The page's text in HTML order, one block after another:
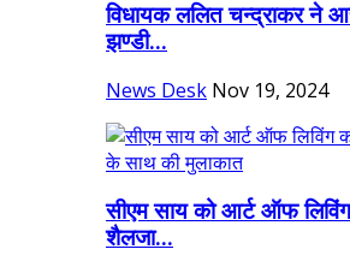
विधायक ललित चन्द्राकर ने
झण्डी...
News Desk Nov 19, 2024
सीएम साय को आर्ट ऑफ लिविंग
शैलजा...